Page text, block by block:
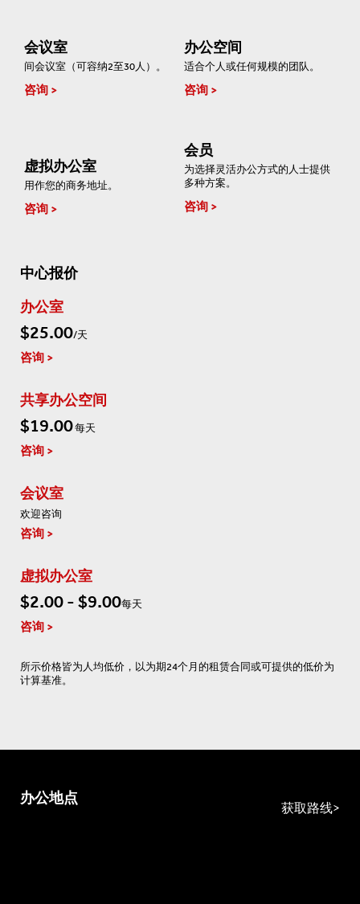
会议室
间会议室（可容纳2至30人）。
咨询
办公空间
适合个人或任何规模的团队。
咨询
虚拟办公室
用作您的商务地址。
咨询
会员
为选择灵活办公方式的人士提供
多种方案。
咨询
中心报价
办公室
$25.00/天
咨询
共享办公空间
$19.00每天
咨询
会议室
欢迎咨询
咨询
虚拟办公室
$2.00 - $9.00每天
咨询
所示价格皆为人均低价，以为期24个月的租赁合同或可提供的低价为
计算基准。
办公地点
获取路线